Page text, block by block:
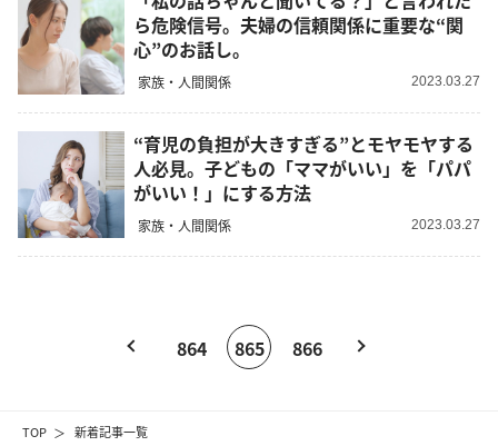
TOP 新着記事一覧
ら危険信号。夫婦の信頼関係に重要な“関
心”のお話し。
家族・人間関係 2023.03.27
“育児の負担が大きすぎる”とモヤモヤする
人必見。子どもの「ママがいい」を「パパ
がいい！」にする方法
家族・人間関係 2023.03.27
864 865 866